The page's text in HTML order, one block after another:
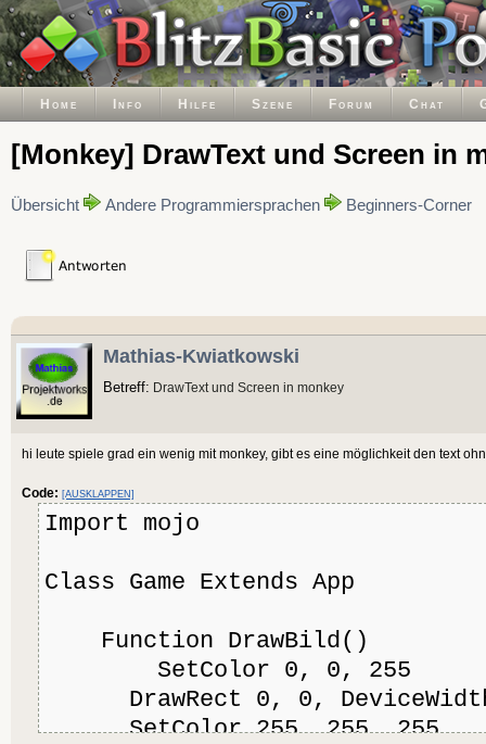
Home Info Hilfe Szene Forum Chat
[Monkey] DrawText und Screen in
Übersicht Andere Programmiersprachen Beginners-Corner
Mathias-Kwiatkowski
Betreff: DrawText und Screen in monkey
hi leute spiele grad ein wenig mit monkey, gibt es eine möglichkeit den text
Code: [AUSKLAPPEN]
Import mojo
Class Game Extends App
Function DrawBild()
SetColor 0, 0, 255
DrawRect 0, 0,
SetColor 255, 255, 255